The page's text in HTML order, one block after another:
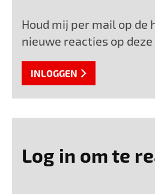
Houd mij per mail op de
nieuwe reacties op
INLOGGEN
Log in om te